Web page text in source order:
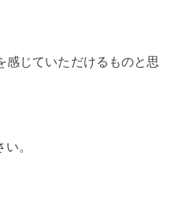
じていただけるものと思
。